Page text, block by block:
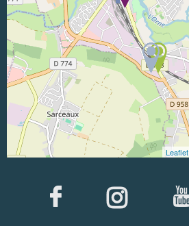
Leaflet